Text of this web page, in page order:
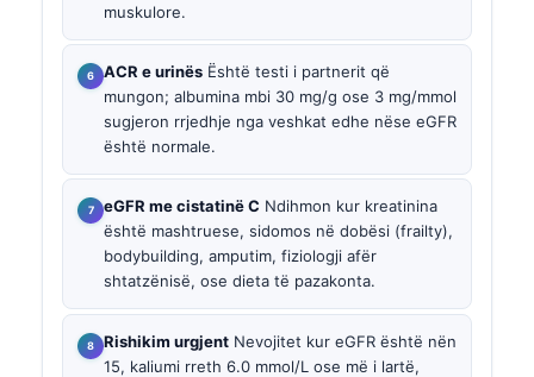
muskulore.
ACR e urinës Është testi i partnerit që
mungon; albumina mbi 30 mg/g ose 3 mg/mmol
sugjeron rrjedhje nga veshkat edhe nëse eGFR
është normale.
eGFR me cistatinë C Ndihmon kur kreatinina
është mashtruese, sidomos në dobësi (frailty),
bodybuilding, amputim, fiziologji afër
shtatzënisë, ose dieta të pazakonta.
Rishikim urgjent Nevojitet kur eGFR është nën
15, kaliumi rreth 6.0 mmol/L ose më i lartë,